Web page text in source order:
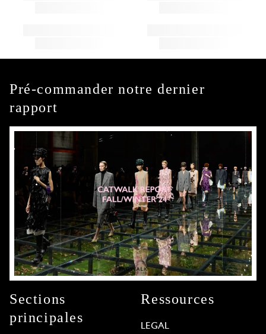
Pré-commander notre dernier
rapport
Sections
principales
Ressources
LEGAL